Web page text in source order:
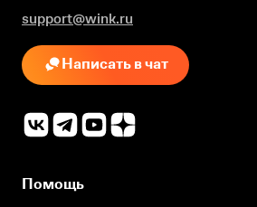
support@wink.ru
Написать в чат
Помощь